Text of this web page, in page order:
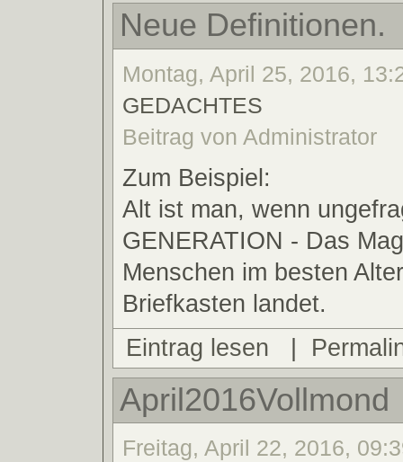
Neue Definitionen.
Montag, April 25, 2016,
GEDACHTES
Beitrag von Administrator
Zum Beispiel:
Alt ist man, wenn
GENERATION - Das
Menschen im besten
Briefkasten landet.
Eintrag lesen
|
April2016Vollmond
Freitag, April 22, 2016,